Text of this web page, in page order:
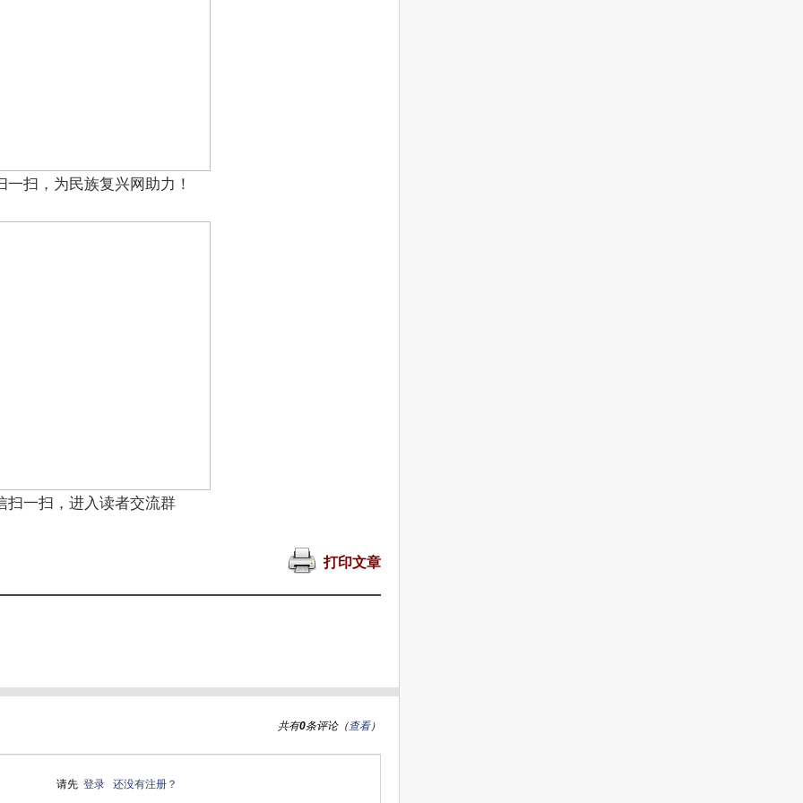
一扫，为民族复兴网助力！
扫一扫，进入读者交流群
打印文章
共有0条评论（查看）
请先 登录 还没有注册？